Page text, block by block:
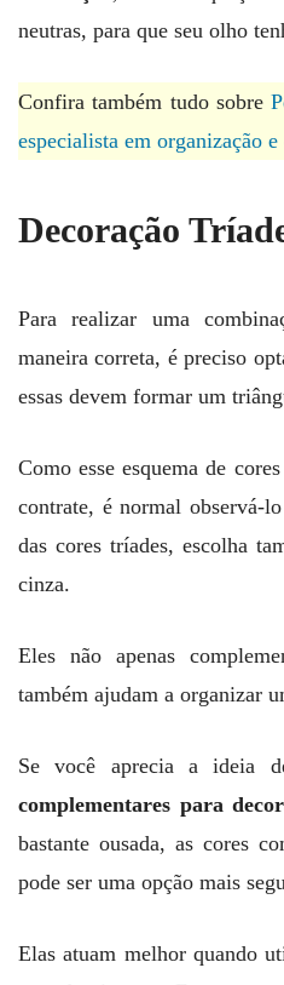
neutras, para que seu olho
Confira também tudo sobre
especialista em organização e
Decoração
Para realizar uma
maneira correta, é preciso
essas devem formar um
Como esse esquema de
contrate, é normal observá-
das cores tríades, escolha
cinza.
Eles não apenas
também ajudam a organizar
Se você aprecia a ideia
complementares para
bastante ousada, as cores
pode ser uma opção mais
Elas atuam melhor quando